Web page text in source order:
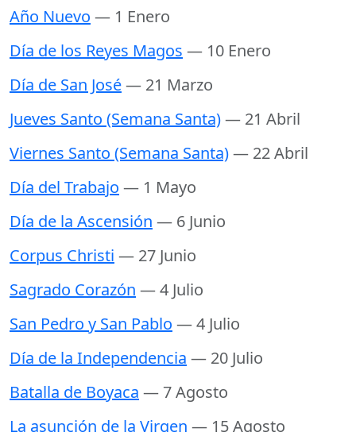
Año Nuevo — 1 Enero
Día de los Reyes Magos — 10 Enero
Día de San José— 21 Marzo
Jueves Santo (Semana Santa)— 21 Abril
Viernes Santo (Semana Santa)— 22 Abril
Día del Trabajo — 1 Mayo
Día de la Ascensión — 6 Junio
Corpus Christi — 27 Junio
Sagrado Corazón — 4 Julio
San Pedro y San Pablo — 4 Julio
Día de la Independencia — 20 Julio
Batalla de Boyaca — 7 Agosto
La asunción de la Virgen — 15 Agosto